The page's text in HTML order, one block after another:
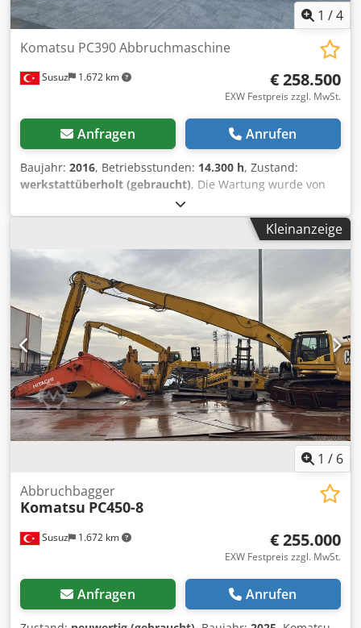
1 /4
Susuz 1.672 km
Komatsu PC390 Abbruchmaschine
€ 258.500
EXW Festpreis zzgl. MwSt.
Anfragen Anrufen
Baujahr: 2016, Betriebsstunden: 14.300 h, Zustand:
werkstattüberholt (gebraucht), Die Wartung wurde von
einem autorisierten Komatsu-Service durchgeführt. Die
Maschine kann vor Ort besichtigt werden Cedopq Tapspfx
Kleinanzeige
1 / 6
Susuz 1.672 km
Abbruchbagger
Komatsu PC450-8
€ 255.000
EXW Festpreis zzgl. MwSt.
Anfragen Anrufen